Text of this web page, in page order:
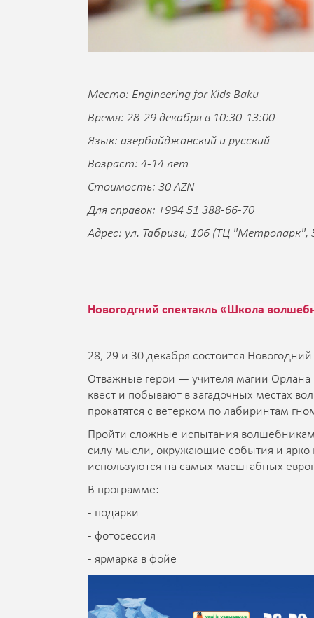
Место: Engineering for Kids Baku
Время: 28-29 декабря в 10:30-13:00
Язык: азербайджанский и русский
Возраст: 4-14 лет
Стоимость: 30 AZN
Для справок: +994 51 388-66-70
Адрес: ул. Табризи, 106 (ТЦ
Новогодгний спектакль «Школа
28, 29 и 30 декабря состоится
Отважные герои — учителя магии
квест и побывают в загадочных местах
прокатятся с ветерком по лабиринтам
Пройти сложные испытания
силу мысли, окружающие события и ярко
используются на самых масштабных
В программе:
- подарки
- фотосессия
- ярмарка в фойе